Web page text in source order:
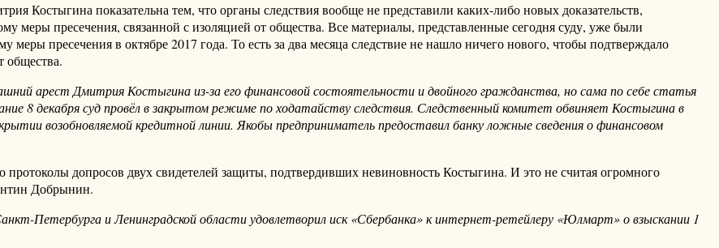
Костыгина показательна тем, что органы следствия вообще не представили каких-либо новых доказательств,
меры пресечения, связанной с изоляцией от общества. Все материалы, представленные сегодня суду, уже были
пресечения в октябре 2017 года. То есть за два месяца следствие не нашло ничего нового, чтобы подтверждало
общества.
арест Дмитрия Костыгина из-за его финансовой состоятельности и двойного гражданства, но сама по себе статья
8 декабря суд провёл в закрытом режиме по ходатайству следствия. Следственный комитет обвиняет Костыгина в
возобновляемой кредитной линии. Якобы предприниматель предоставил банку ложные сведения о финансовом
допросов двух свидетелей защиты, подтвердивших невиновность Костыгина. И это не считая огромного
Добрынин.
Петербурга и Ленинградской области удовлетворил иск «Сбербанка» к интернет-ретейлеру «Юлмарт» о взыскании 1